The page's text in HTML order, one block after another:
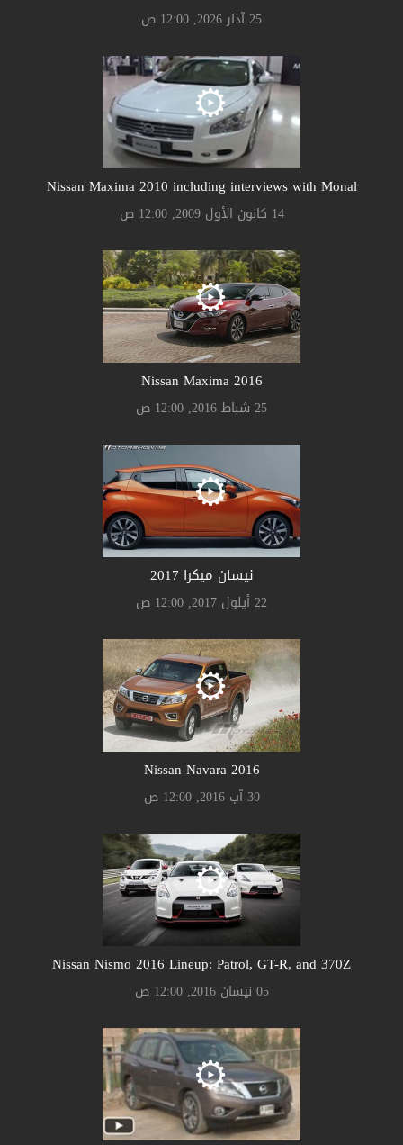
25 آذار 2026, 12:00 ص
Nissan Maxima 2010 including interviews with Monal
14 كانون الأول 2009, 12:00 ص
Nissan Maxima 2016
25 شباط 2016, 12:00 ص
نيسان ميكرا 2017
22 أيلول 2017, 12:00 ص
Nissan Navara 2016
30 آب 2016, 12:00 ص
Nissan Nismo 2016 Lineup: Patrol, GT-R, and 370Z
05 نيسان 2016, 12:00 ص